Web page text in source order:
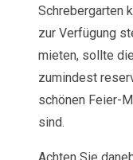
Schrebergarten
zur Verfügung
mieten, sollte
zumindest
schönen Feier-
sind.